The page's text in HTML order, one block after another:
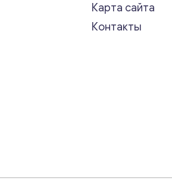
Карта сайта
Контакты